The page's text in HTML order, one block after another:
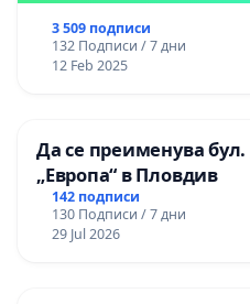
3 509 подписи
132 Подписи / 7 дни
12 Feb 2025
Да се преименува бул.
„Европа“ в Пловдив
142 подписи
130 Подписи / 7 дни
29 Jul 2026